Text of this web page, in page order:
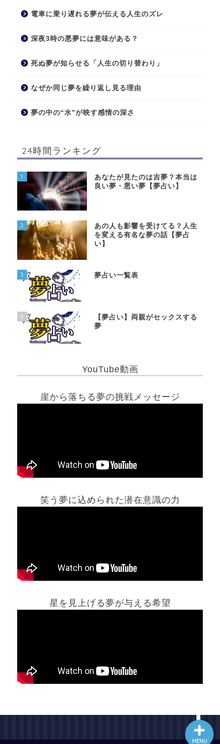
電車に乗り遅れる夢が伝える人生のズレ
深夜3時の悪夢には意味がある？
死ぬ夢が知らせる「人生の切り替わり」
なぜか同じ夢を繰り返し見る理由
夢の中の“水”が映す感情の深さ
24時間ランキング
1
あなたが見たのは吉夢？本当は
良い夢・悪い夢【夢占い】
2
あの人も影響を受けてる？人生
を変える有名な夢の話【夢占
い】
3 夢占い一覧表
4
【夢占い】両親がセックスする
夢
YouTube動画
崖から落ちる夢の挑戦メッセージ
笑う夢に込められた潜在意識の力
星を見上げる夢が与える希望
MENU
ホーム
最新記事動画